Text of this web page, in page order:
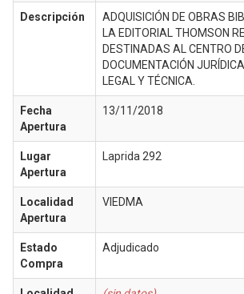
Descripción
ADQUISICIÓN DE OBRAS
LA EDITORIAL THOMSON
DESTINADAS AL CENTRO
DOCUMENTACIÓN
LEGAL Y TÉCNICA.
Fecha
Apertura
13/11/2018
Lugar
Apertura
Laprida 292
Localidad
Apertura
VIEDMA
Estado
Compra
Adjudicado